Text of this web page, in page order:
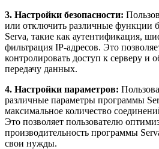
3. Настройки безопасности:
или отключить различные функции
Serva, такие как аутентификация,
фильтрация IP-адресов. Это
контролировать доступ к серверу и
передачу данных.
4. Настройки параметров:
различные параметры программы
максимальное количество
Это позволяет пользователю
производительность программы
свои нужды.